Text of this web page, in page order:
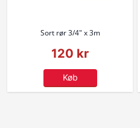
Sort rør 3/4" x 3m
120 kr
Køb